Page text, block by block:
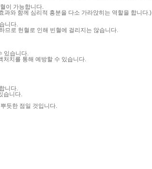
이 가능합니다.
과와 함께 심리적 흥분을 다소 가라앉히는 역할을 합니다.)
니다.
로 헌혈로 인해 빈혈에 걸리지는 않습니다.
있습니다.
치를 통해 예방할 수 있습니다.
니다.
습니다.
듯한 점일 것입니다.